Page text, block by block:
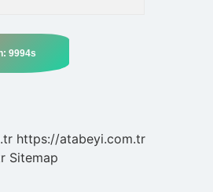
https://atabeyi.com.tr
Sitemap